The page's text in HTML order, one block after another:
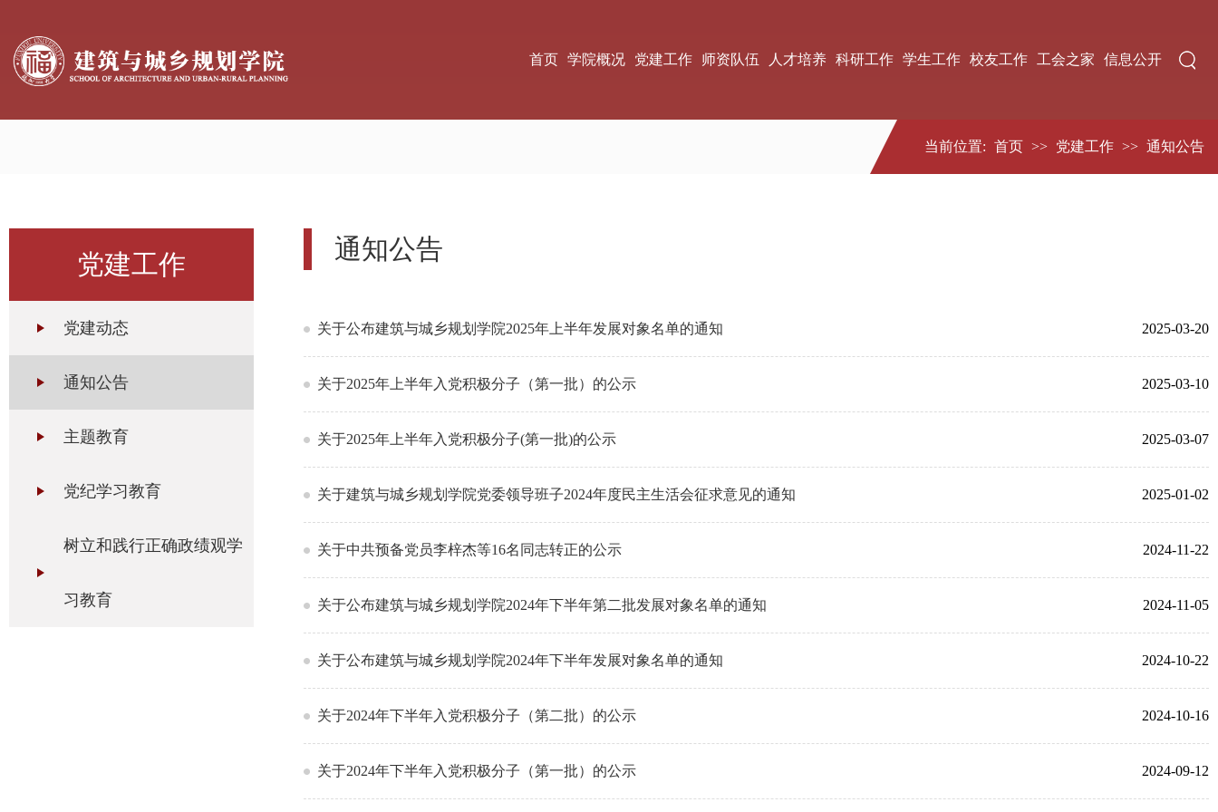
首页 学院概况 党建工作 师资队伍 人才培养 科研工作 学生工作 校友工作 工会之家 信息公开
当前位置: 首页 >> 党建工作 >> 通知公告
党建工作
党建动态
通知公告
主题教育
党纪学习教育
树立和践行正确政绩观学
习教育
通知公告
关于公布建筑与城乡规划学院2025年上半年发展对象名单的通知 2025-03-20
关于2025年上半年入党积极分子（第一批）的公示 2025-03-10
关于2025年上半年入党积极分子(第一批)的公示 2025-03-07
关于建筑与城乡规划学院党委领导班子2024年度民主生活会征求意见的通知 2025-01-02
关于中共预备党员李梓杰等16名同志转正的公示 2024-11-22
关于公布建筑与城乡规划学院2024年下半年第二批发展对象名单的通知 2024-11-05
关于公布建筑与城乡规划学院2024年下半年发展对象名单的通知 2024-10-22
关于2024年下半年入党积极分子（第二批）的公示 2024-10-16
关于2024年下半年入党积极分子（第一批）的公示 2024-09-12